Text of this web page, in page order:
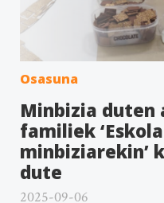
Osasuna
Minbizia duten
familiek
minbiziarekin’
dute
2025-09-06